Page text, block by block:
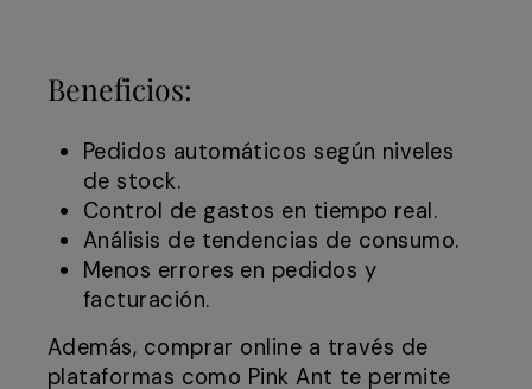
Beneficios:
Pedidos automáticos según niveles
de stock.
Control de gastos en tiempo real.
Análisis de tendencias de consumo.
Menos errores en pedidos y
facturación.
Además, comprar online a través de
plataformas como Pink Ant te permite